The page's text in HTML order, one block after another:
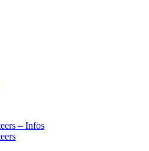
– Infos